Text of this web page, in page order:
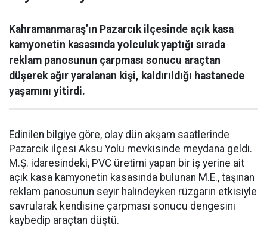
Kahramanmaraş’ın Pazarcık ilçesinde açık kasa
kamyonetin kasasında yolculuk yaptığı sırada
reklam panosunun çarpması sonucu araçtan
düşerek ağır yaralanan kişi, kaldırıldığı hastanede
yaşamını yitirdi.
Edinilen bilgiye göre, olay dün akşam saatlerinde
Pazarcık ilçesi Aksu Yolu mevkisinde meydana geldi.
M.Ş. idaresindeki, PVC üretimi yapan bir iş yerine ait
açık kasa kamyonetin kasasında bulunan M.E., taşınan
reklam panosunun seyir halindeyken rüzgarın etkisiyle
savrularak kendisine çarpması sonucu dengesini
kaybedip araçtan düştü.